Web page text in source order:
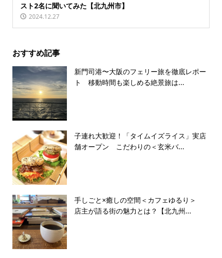
スト2名に聞いてみた【北九州市】
2024.12.27
おすすめ記事
新門司港〜大阪のフェリー旅を徹底レポー
ト 移動時間も楽しめる絶景旅は...
子連れ大歓迎！「タイムイズライス」実店
舗オープン こだわりの＜玄米バ...
手しごと×癒しの空間＜カフェゆるり＞
店主が語る街の魅力とは？【北九州...